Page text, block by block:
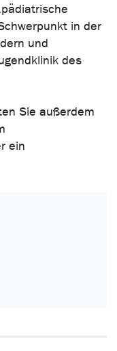
in der
und
des
Sie außerdem
ein